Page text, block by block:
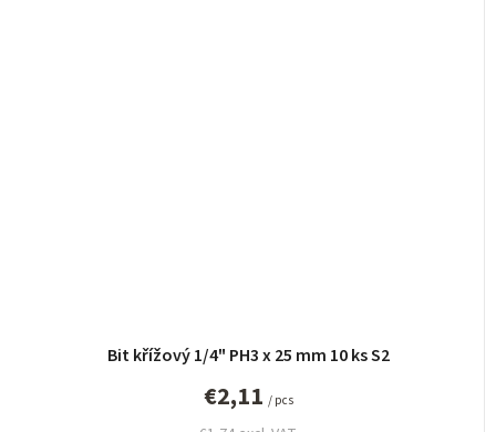
Bit křížový 1/4" PH3 x 25 mm 10 ks S2
€2,11 / pcs